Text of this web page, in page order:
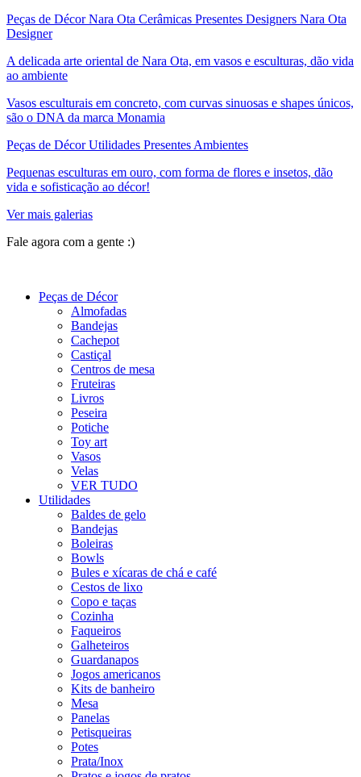
Peças de Décor Nara Ota Cerâmicas Presentes Designers Nara Ota
Designer
A delicada arte oriental de Nara Ota, em vasos e esculturas, dão vida
ao ambiente
Vasos esculturais em concreto, com curvas sinuosas e shapes únicos,
são o DNA da marca Monamia
Peças de Décor Utilidades Presentes Ambientes
Pequenas esculturas em ouro, com forma de flores e insetos, dão
vida e sofisticação ao décor!
Ver mais galerias
Fale agora com a gente :)
Peças de Décor
Almofadas
Bandejas
Cachepot
Castiçal
Centros de mesa
Fruteiras
Livros
Peseira
Potiche
Toy art
Vasos
Velas
VER TUDO
Utilidades
Baldes de gelo
Bandejas
Boleiras
Bowls
Bules e xícaras de chá e café
Cestos de lixo
Copo e taças
Cozinha
Faqueiros
Galheteiros
Guardanapos
Jogos americanos
Kits de banheiro
Mesa
Panelas
Petisqueiras
Potes
Prata/Inox